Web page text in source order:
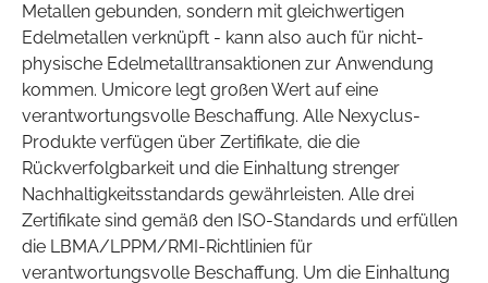
Metallen gebunden, sondern mit gleichwertigen
Edelmetallen verknüpft - kann also auch für nicht-
physische Edelmetalltransaktionen zur Anwendung
kommen. Umicore legt großen Wert auf eine
verantwortungsvolle Beschaffung. Alle Nexyclus-
Produkte verfügen über Zertifikate, die die
Rückverfolgbarkeit und die Einhaltung strenger
Nachhaltigkeitsstandards gewährleisten. Alle drei
Zertifikate sind gemäß den ISO-Standards und erfüllen
die LBMA/LPPM/RMI-Richtlinien für
verantwortungsvolle Beschaffung. Um die Einhaltung